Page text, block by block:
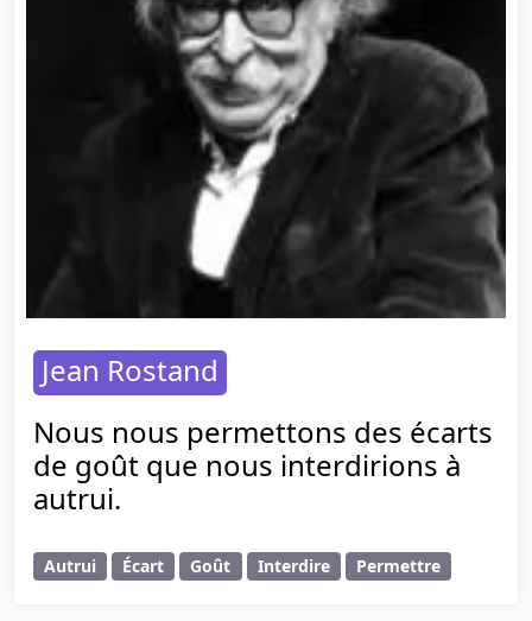
Jean Rostand
Nous nous permettons des écarts
de goût que nous interdirions à
autrui.
Autrui Écart Goût Interdire Permettre